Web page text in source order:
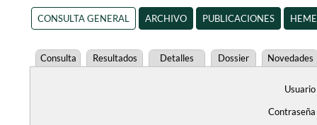
CONSULTA GENERAL ARCHIVO PUBLICACIONES
Consulta Resultados Detalles Dossier Novedades
Usuario
Contraseña